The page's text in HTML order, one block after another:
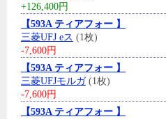
+126,400円
【593A ティアフォー 】
三菱UFJ eス (1枚)
-7,600円
【593A ティアフォー 】
三菱UFJモルガ(1枚)
-7,600円
【593A ティアフォー 】